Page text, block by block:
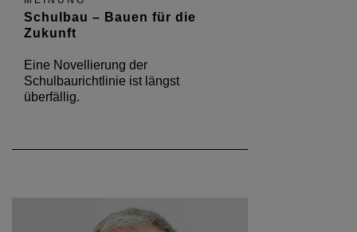
Schulbau – Bauen für die
Zukunft
Eine Novellierung der
Schulbaurichtlinie ist längst
überfällig.